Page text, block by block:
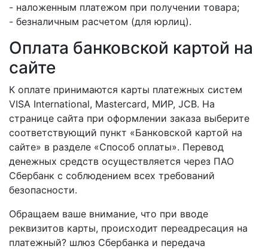
- наложенным платежом при получении товара;
- безналичным расчетом (для юрлиц).
Оплата банковской картой на
сайте
К оплате принимаются карты платежных систем
VISA International, Mastercard, МИР, JCB. На
странице сайта при оформлении заказа выберите
соответствующий пункт «Банковской картой на
сайте» в разделе «Способ оплаты». Перевод
денежных средств осуществляется через ПАО
Сбербанк с соблюдением всех требований
безопасности.
Обращаем ваше внимание, что при вводе
реквизитов карты, происходит переадресация на
платежный? шлюз Сбербанка и передача